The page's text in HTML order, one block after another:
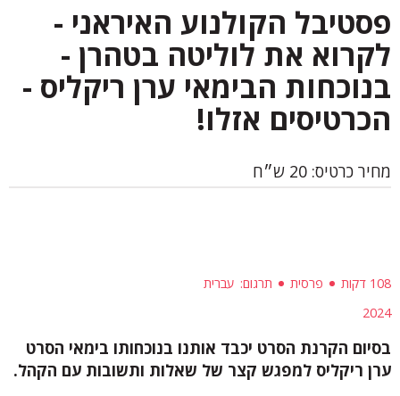
פסטיבל הקולנוע האיראני -
לקרוא את לוליטה בטהרן -
בנוכחות הבימאי ערן ריקליס -
הכרטיסים אזלו!
מחיר כרטיס: 20 ש״ח
108 דקות פרסית תרגום עברית
2024
בסיום הקרנת הסרט יכבד אותנו בנוכחותו בימאי הסרט
ערן ריקליס למפגש קצר של שאלות ותשובות עם הקהל.